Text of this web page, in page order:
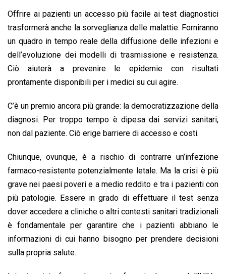
Offrire ai pazienti un accesso più facile ai test diagnostici
trasformerà anche la sorveglianza delle malattie. Forniranno
un quadro in tempo reale della diffusione delle infezioni e
dell’evoluzione dei modelli di trasmissione e resistenza.
Ciò aiuterà a prevenire le epidemie con risultati
prontamente disponibili per i medici su cui agire.
C’è un premio ancora più grande: la democratizzazione della
diagnosi. Per troppo tempo è dipesa dai servizi sanitari,
non dal paziente. Ciò erige barriere di accesso e costi.
Chiunque, ovunque, è a rischio di contrarre un’infezione
farmaco-resistente potenzialmente letale. Ma la crisi è più
grave nei paesi poveri e a medio reddito e tra i pazienti con
più patologie. Essere in grado di effettuare il test senza
dover accedere a cliniche o altri contesti sanitari tradizionali
è fondamentale per garantire che i pazienti abbiano le
informazioni di cui hanno bisogno per prendere decisioni
sulla propria salute.